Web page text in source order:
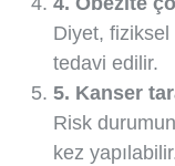
Diyet,
tedavi edilir.
5. Kanser
Risk
kez